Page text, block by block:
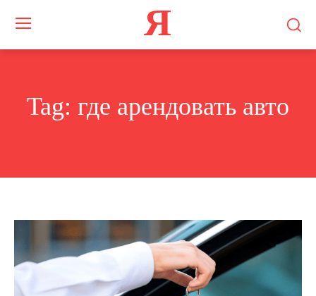
Я
Tag: где арендовать авто